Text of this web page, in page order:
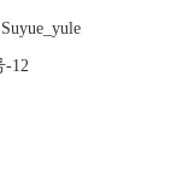
-12